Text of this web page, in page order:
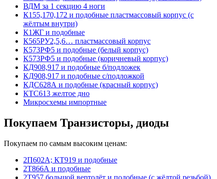
ВДМ за 1 секцию 4 ноги
К155,170,172 и подобные пластмассовый корпус (с
жёлтым внутри)
К1ЖГ и подобные
К565РУ2,5,6… пластмассовый корпус
К573РФ5 и подобные (белый корпус)
К573РФ5 и подобные (коричневый корпус)
КД908,917 и подобные б/подложек
КД908,917 и подобные с/подложкой
КДС628А и подобные (красный корпус)
КТС613 желтое дно
Микросхемы импортные
Покупаем Транзисторы, диоды
Покупаем по самым высоким ценам:
2П602А; КТ919 и подобные
2Т866А и подобные
2Т957 большой вертолёт и подобные (с жёлтой резьбой)